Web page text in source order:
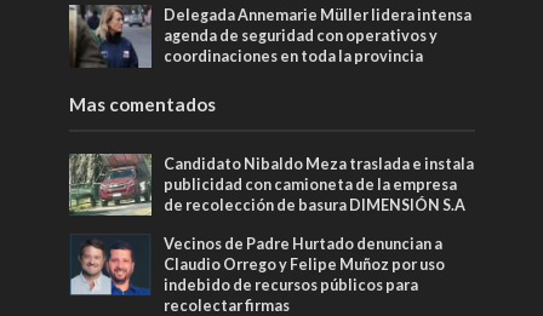
Delegada Annemarie Müller lidera intensa
agenda de seguridad con operativos y
coordinaciones en toda la provincia
Mas comentados
Candidato Nibaldo Meza traslada e instala
publicidad con camioneta de la empresa
de recolección de basura DIMENSIÓN S.A
Vecinos de Padre Hurtado denuncian a
Claudio Orrego y Felipe Muñoz por uso
indebido de recursos públicos para
recolectar firmas